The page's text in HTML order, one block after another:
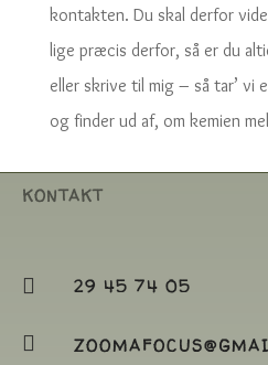
kontakten. Du skal derfor
lige præcis derfor, så er du
eller skrive til mig – så tar’ vi
og finder ud af, om kemien
KONTAKT
 29 45 74 05
